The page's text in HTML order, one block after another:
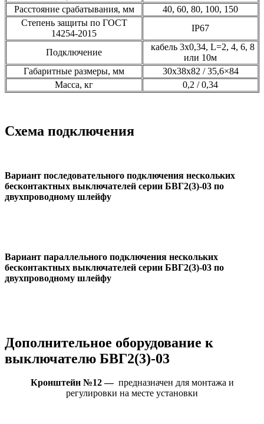
Расстояние срабатывания, мм
40, 60, 80, 100, 150
Степень защиты по ГОСТ
14254-2015
IP67
Подключение
кабель 3х0,34, L=2, 4, 6, 8
или 10м
Габаритные размеры, мм
30х38х82 / 35,6×84
Масса, кг
0,2 / 0,34
Схема подключения
Вариант последовательного подключения нескольких
бесконтактных выключателей серии БВГ2(3)-03 по
двухпроводному шлейфу
Вариант параллельного подключения нескольких
бесконтактных выключателей серии БВГ2(3)-03 по
двухпроводному шлейфу
Дополнительное оборудование к
выключателю БВГ2(3)-03
Кронштейн №12 —предназначен для монтажа и
регулировки на месте установки